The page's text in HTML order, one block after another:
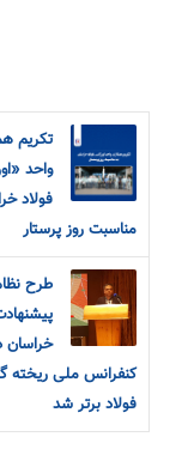
تکریم
واحد
فولاد
مناسبت روز پرستار
طرح
خراسان
کنفرانس ملی ریخته
فولاد برتر شد